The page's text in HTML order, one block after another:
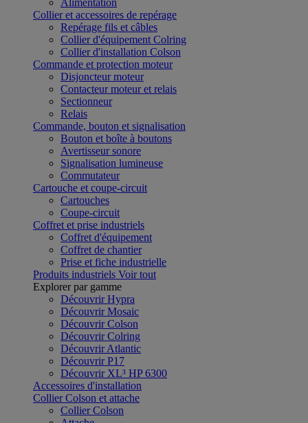
Alimentation
Collier et accessoires de repérage
Repérage fils et câbles
Collier d'équipement Colring
Collier d'installation Colson
Commande et protection moteur
Disjoncteur moteur
Contacteur moteur et relais
Sectionneur
Relais
Commande, bouton et signalisation
Bouton et boîte à boutons
Avertisseur sonore
Signalisation lumineuse
Commutateur
Cartouche et coupe-circuit
Cartouches
Coupe-circuit
Coffret et prise industriels
Coffret d'équipement
Coffret de chantier
Prise et fiche industrielle
Produits industriels Voir tout
Explorer par gamme
Découvrir Hypra
Découvrir Mosaic
Découvrir Colson
Découvrir Colring
Découvrir Atlantic
Découvrir P17
Découvrir XL³ HP 6300
Accessoires d'installation
Collier Colson et attache
Collier Colson